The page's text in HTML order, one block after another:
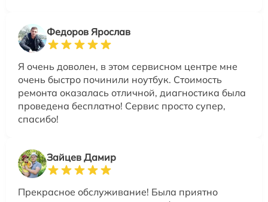
Федоров Ярослав
Я очень доволен, в этом сервисном центре мне
очень быстро починили ноутбук. Стоимость
ремонта оказалась отличной, диагностика была
проведена бесплатно! Сервис просто супер,
спасибо!
Зайцев Дамир
Прекрасное обслуживание! Была приятно